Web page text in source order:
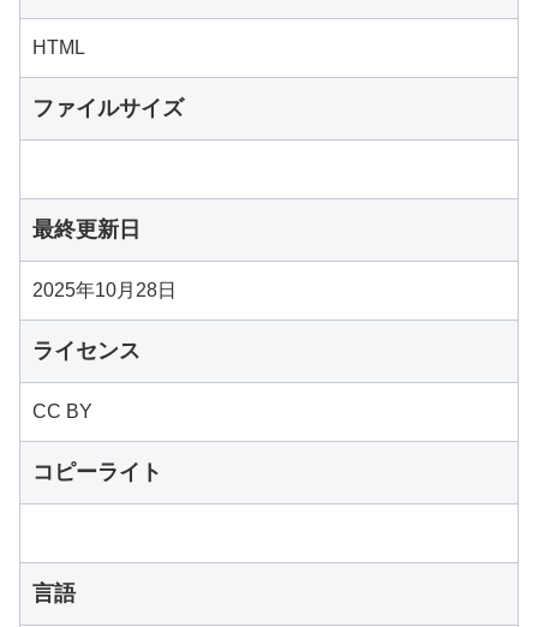
HTML
ファイルサイズ
最終更新日
2025年10月28日
ライセンス
CC BY
コピーライト
言語